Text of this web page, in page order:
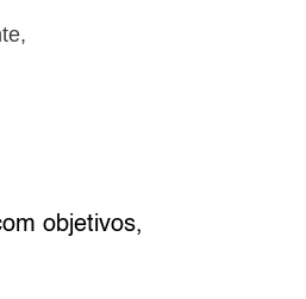
objetivos,